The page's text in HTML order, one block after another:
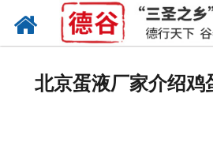
北京蛋液厂家介绍鸡